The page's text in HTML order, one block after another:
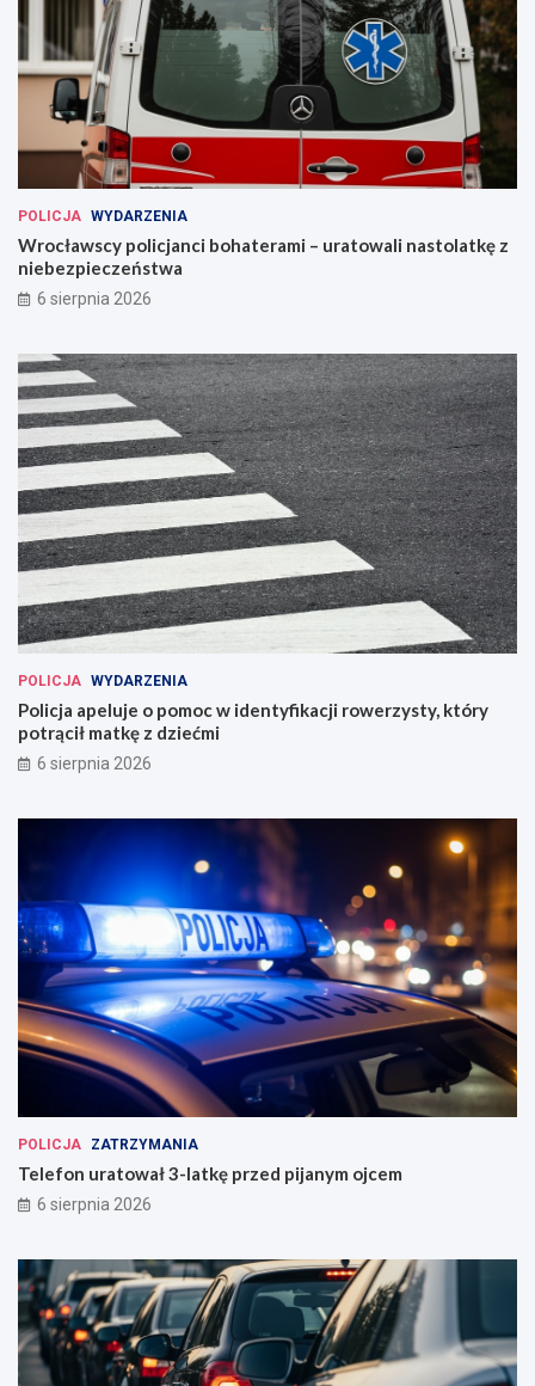
POLICJA WYDARZENIA
Wrocławscy policjanci bohaterami – uratowali nastolatkę z
niebezpieczeństwa
6 sierpnia 2026
POLICJA WYDARZENIA
Policja apeluje o pomoc w identyfikacji rowerzysty, który
potrącił matkę z dziećmi
6 sierpnia 2026
POLICJA ZATRZYMANIA
Telefon uratował 3-latkę przed pijanym ojcem
6 sierpnia 2026